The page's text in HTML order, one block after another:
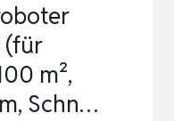
(für
m²,
Schn…